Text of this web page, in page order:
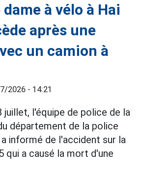
à vélo à Hai
après une
un camion à
2026 - 14:21
juillet, l'équipe de police de la
département de la police
informé de l'accident sur la
qui a causé la mort d'une